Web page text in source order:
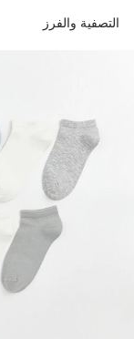
التصفية والفرز